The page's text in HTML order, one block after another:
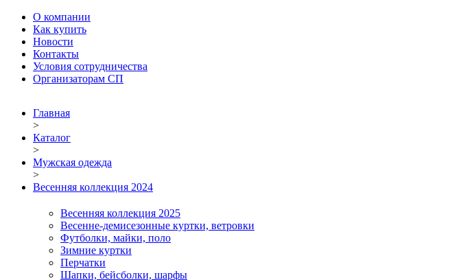
О компании
Как купить
Новости
Контакты
Условия сотрудничества
Организаторам СП
Главная
>
Каталог
>
Мужская одежда
>
Весенняя коллекция 2024
Весенняя коллекция 2025
Весенне-демисезонные куртки, ветровки
Футболки, майки, поло
Зимние куртки
Перчатки
Шапки, бейсболки, шарфы